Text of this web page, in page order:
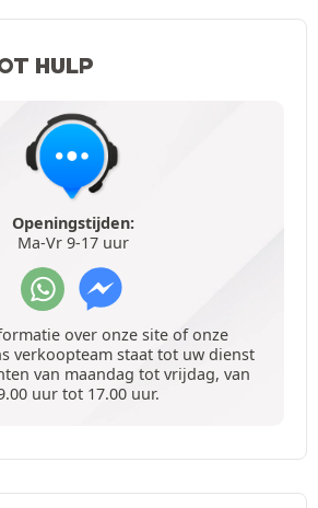
HULP
Openingstijden:
Ma-Vr 9-17 uur
over onze site of onze
verkoopteam staat tot uw dienst
van maandag tot vrijdag, van
uur tot 17.00 uur.